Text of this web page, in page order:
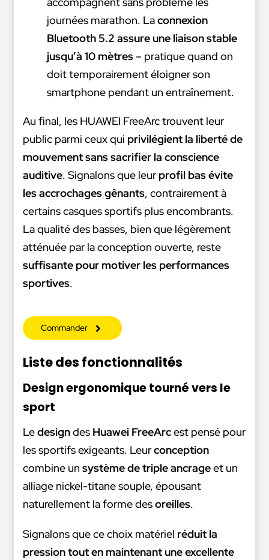
journées marathon. Laconnexion
Bluetooth 5.2 assure une liaison stable
jusqu’à 10 mètres– pratique quand on
doit temporairement éloigner son
smartphone pendant un entraînement.
Au final, les HUAWEI FreeArc trouvent leur
public parmi ceux qui privilégient la liberté de
mouvement sans sacrifier la conscience
auditive. Signalons que leur profil bas évite
les accrochages gênants, contrairement à
certains casques sportifs plus encombrants.
La qualité des basses, bien que légèrement
atténuée par la conception ouverte, reste
suffisante pour motiver les performances
sportives.
Commander
Liste des fonctionnalités
Design ergonomique tourné vers le
sport
Ledesigndes Huawei FreeArcest pensé pour
les sportifs exigeants. Leurconception
combine unsystème de triple ancrageet un
alliage nickel-titane souple, épousant
naturellement la forme desoreilles.
Signalons que ce choix matériel réduit la
pression tout en maintenant une excellente